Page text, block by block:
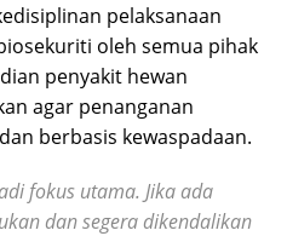
pelaksanaan
oleh semua pihak
penyakit hewan
agar penanganan
berbasis kewaspadaan.
fokus utama. Jika ada
dan segera dikendalikan